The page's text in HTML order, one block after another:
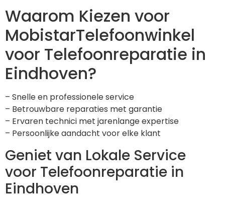
Waarom Kiezen voor
MobistarTelefoonwinkel
voor Telefoonreparatie in
Eindhoven?
– Snelle en professionele service
– Betrouwbare reparaties met garantie
– Ervaren technici met jarenlange expertise
– Persoonlijke aandacht voor elke klant
Geniet van Lokale Service
voor Telefoonreparatie in
Eindhoven